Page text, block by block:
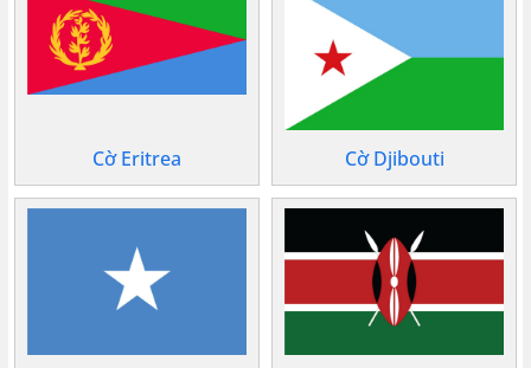
Cờ Eritrea Cờ Djibouti